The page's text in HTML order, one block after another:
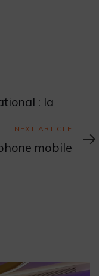
: la
NEXT ARTICLE
mobile